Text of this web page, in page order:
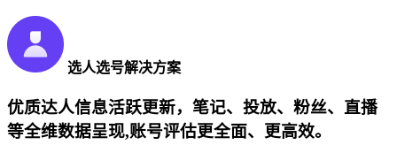
选人选号解决方案
优质达人信息活跃更新，笔记、投放、粉丝、直播
等全维数据呈现,账号评估更全面、更高效。